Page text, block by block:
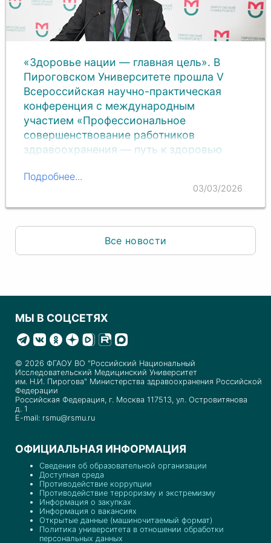
«Здоровье нации — главная цель». В
Пироговском Университете прошла V
Всероссийская научно-практическая
конференция с международным
участием «Профессиональное
совершенствование работников
здравоохранения — путь к здоровью
Ведущие специалисты, представители
медицинских вузов, клиник, министерств и
общественных организаций, а также
обсудили современные тенденции развития
отрасли, инновационные методики,…
Подробнее...
03/03/2026
Все новости
МЫ В СОЦСЕТЯХ
© 2026 ФГАОУ ВО "Российский Национальный
Исследовательский Медицинский Университет
им. Н.И. Пирогова" Министерства здравоохранения Российской
Федерации
Российская Федерация, г. Москва 117513, ул. Островитянова
д. 1
E-mail: rsmu@rsmu.ru
ОФИЦИАЛЬНАЯ ИНФОРМАЦИЯ
Сведения об образовательной организации
Доступная среда
Противодействие коррупции
Противодействие терроризму и экстремизму
Информация о закупках
Информация о вакансиях
Открытые данные (машиночитаемый формат)
Политика университета в отношении обработки
персональных данных